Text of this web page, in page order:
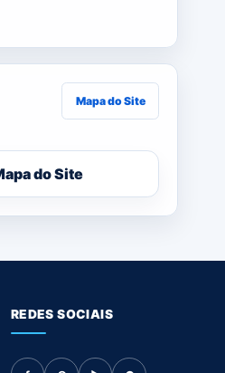
Mapa do Site
do Site
REDES SOCIAIS